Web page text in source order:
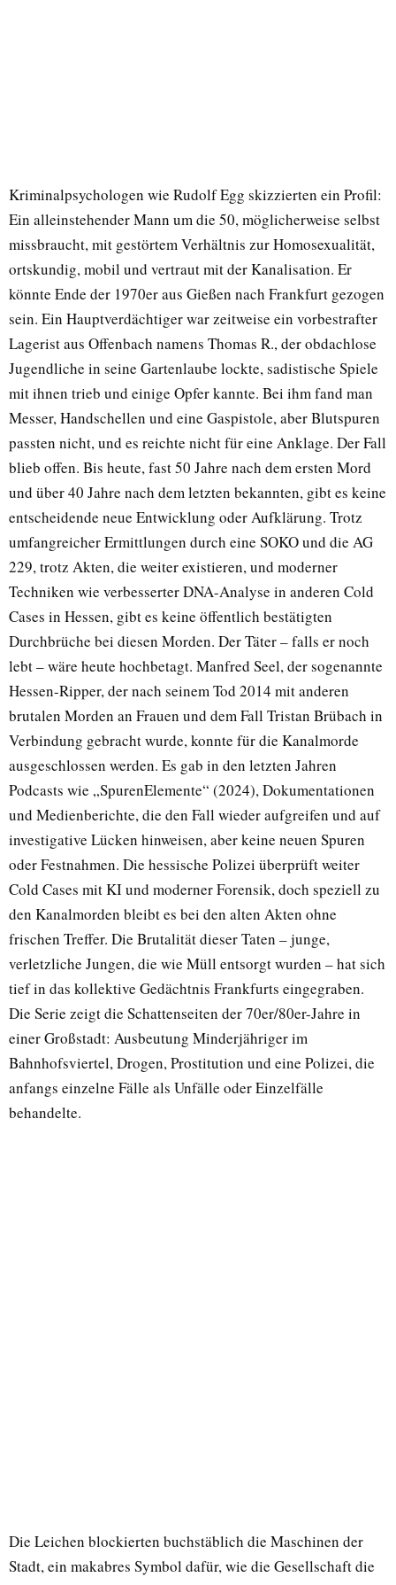
Kriminalpsychologen wie Rudolf Egg skizzierten ein Profil:
Ein alleinstehender Mann um die 50, möglicherweise selbst
missbraucht, mit gestörtem Verhältnis zur Homosexualität,
ortskundig, mobil und vertraut mit der Kanalisation. Er
könnte Ende der 1970er aus Gießen nach Frankfurt gezogen
sein. Ein Hauptverdächtiger war zeitweise ein vorbestrafter
Lagerist aus Offenbach namens Thomas R., der obdachlose
Jugendliche in seine Gartenlaube lockte, sadistische Spiele
mit ihnen trieb und einige Opfer kannte. Bei ihm fand man
Messer, Handschellen und eine Gaspistole, aber Blutspuren
passten nicht, und es reichte nicht für eine Anklage. Der Fall
blieb offen. Bis heute, fast 50 Jahre nach dem ersten Mord
und über 40 Jahre nach dem letzten bekannten, gibt es keine
entscheidende neue Entwicklung oder Aufklärung. Trotz
umfangreicher Ermittlungen durch eine SOKO und die AG
229, trotz Akten, die weiter existieren, und moderner
Techniken wie verbesserter DNA-Analyse in anderen Cold
Cases in Hessen, gibt es keine öffentlich bestätigten
Durchbrüche bei diesen Morden. Der Täter – falls er noch
lebt – wäre heute hochbetagt. Manfred Seel, der sogenannte
Hessen-Ripper, der nach seinem Tod 2014 mit anderen
brutalen Morden an Frauen und dem Fall Tristan Brübach in
Verbindung gebracht wurde, konnte für die Kanalmorde
ausgeschlossen werden. Es gab in den letzten Jahren
Podcasts wie „SpurenElemente“ (2024), Dokumentationen
und Medienberichte, die den Fall wieder aufgreifen und auf
investigative Lücken hinweisen, aber keine neuen Spuren
oder Festnahmen. Die hessische Polizei überprüft weiter
Cold Cases mit KI und moderner Forensik, doch speziell zu
den Kanalmorden bleibt es bei den alten Akten ohne
frischen Treffer. Die Brutalität dieser Taten – junge,
verletzliche Jungen, die wie Müll entsorgt wurden – hat sich
tief in das kollektive Gedächtnis Frankfurts eingegraben.
Die Serie zeigt die Schattenseiten der 70er/80er-Jahre in
einer Großstadt: Ausbeutung Minderjähriger im
Bahnhofsviertel, Drogen, Prostitution und eine Polizei, die
anfangs einzelne Fälle als Unfälle oder Einzelfälle
behandelte.
Die Leichen blockierten buchstäblich die Maschinen der
Stadt, ein makabres Symbol dafür, wie die Gesellschaft die